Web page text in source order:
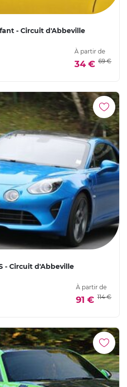
- Circuit d'Abbeville
À partir de
34 € 69 €
- Circuit d'Abbeville
À partir de
91 € 114 €